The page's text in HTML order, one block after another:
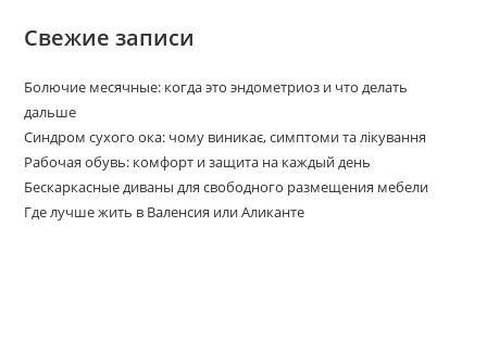
Свежие записи
Болючие месячные: когда это эндометриоз и что делать
дальше
Синдром сухого ока: чому виникає, симптоми та лікування
Рабочая обувь: комфорт и защита на каждый день
Бескаркасные диваны для свободного размещения мебели
Где лучше жить в Валенсия или Аликанте